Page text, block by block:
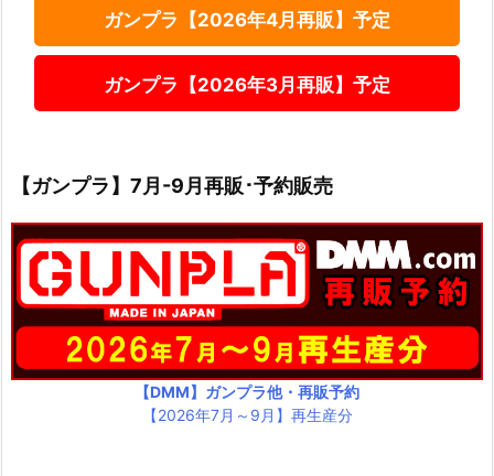
ガンプラ【2026年4月再販】予定
ガンプラ【2026年3月再販】予定
【ガンプラ】7月-9月再販･予約販売
【DMM】ガンプラ他・再販予約
【2026年7月～9月】再生産分